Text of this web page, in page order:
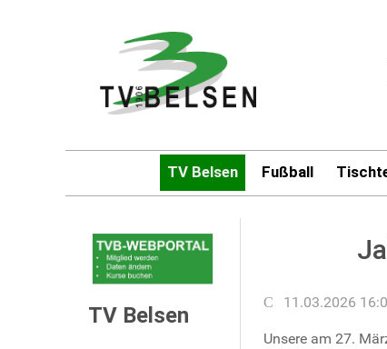
TV Belsen Fußball
TV Belsen
11.03.2026
Unsere am 27.